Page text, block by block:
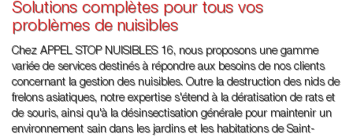
Solutions complètes pour tous vos
problèmes de nuisibles
Chez APPEL STOP NUISIBLES 16, nous proposons une gamme
variée de services destinés à répondre aux besoins de nos clients
concernant la gestion des nuisibles. Outre la destruction des nids de
frelons asiatiques, notre expertise s'étend à la dératisation de rats et
de souris, ainsi qu'à la désinsectisation générale pour maintenir un
environnement sain dans les jardins et les habitations de Saint-